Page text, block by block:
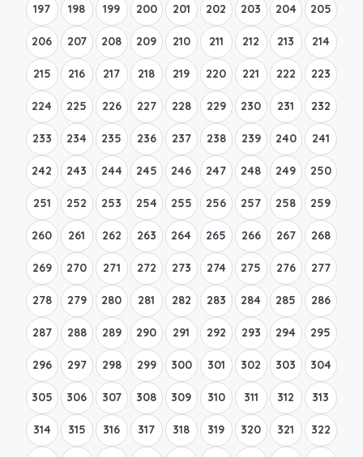
197 198 199 200 201 202 203 204 205
206 207 208 209 210 211 212 213 214
215 216 217 218 219 220 221 222 223
224 225 226 227 228 229 230 231 232
233 234 235 236 237 238 239 240 241
242 243 244 245 246 247 248 249 250
251 252 253 254 255 256 257 258 259
260 261 262 263 264 265 266 267 268
269 270 271 272 273 274 275 276 277
278 279 280 281 282 283 284 285 286
287 288 289 290 291 292 293 294 295
296 297 298 299 300 301 302 303 304
305 306 307 308 309 310 311 312 313
314 315 316 317 318 319 320 321 322